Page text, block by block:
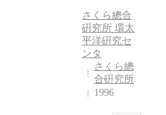
さくら總合
硏究所 環太
平洋硏究セ
ンタ
さくら總
合硏究所
1996